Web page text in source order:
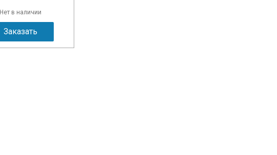
Нет в наличии
Заказать